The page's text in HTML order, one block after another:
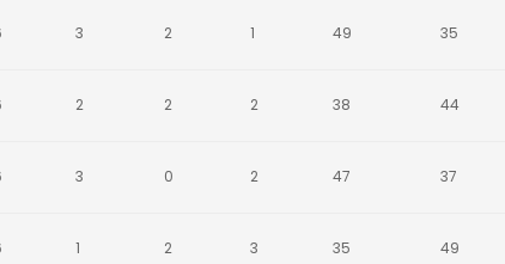
3 2 1 49 35
2 2 2 38 44
3 0 2 47 37
1 2 3 35 49